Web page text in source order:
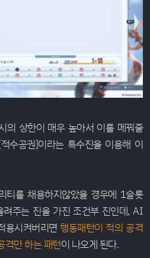
의 상한이 매우 높아서 이를 메꿔줄
수공권]이라는 특수진을 이용해 이
티를 채용하지않았을 경우에 1슬롯
려주는 진을 가진 조건부 진인데, AI
용시켜버리면행동패턴이 적의 공격
격만 하는 패턴이 나오게 된다.